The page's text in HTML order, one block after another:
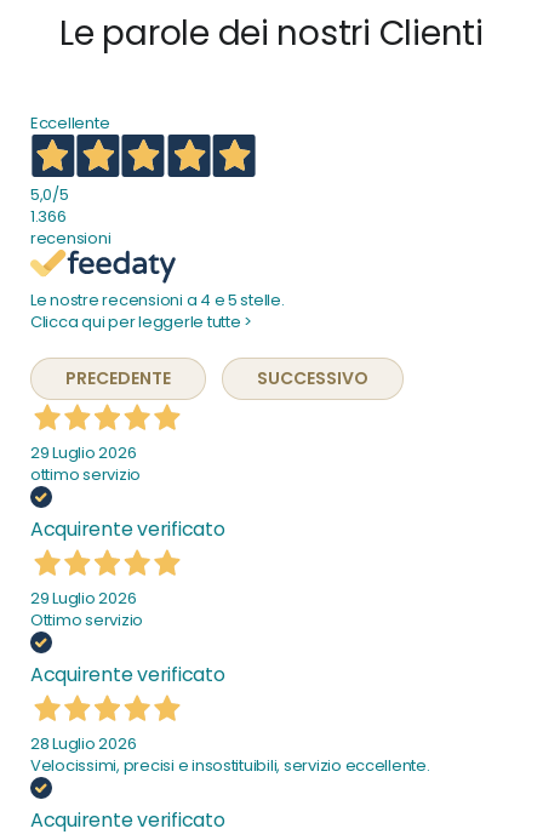
Le parole dei nostri Clienti
Eccellente
5,0/5
1.366
recensioni
Le nostre recensioni a 4 e 5 stelle.
Clicca qui per leggerle tutte >
PRECEDENTE SUCCESSIVO
29 Luglio 2026
ottimo servizio
Acquirente verificato
29 Luglio 2026
Ottimo servizio
Acquirente verificato
28 Luglio 2026
Velocissimi, precisi e insostituibili, servizio eccellente.
Acquirente verificato